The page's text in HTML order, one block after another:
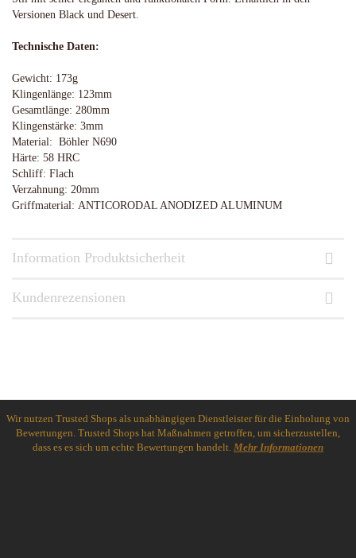
Versionen Black und Desert.
Technische Daten:
Gewicht: 173g
Klingenlänge: 123mm
Gesamtlänge: 280mm
Klingenstärke: 3mm
Material: Böhler N690
Härte: 58 HRC
Schliff: Flach
Verzahnung: 20mm
Griffmaterial: ANTICORODAL ANODIZED ALUMINUM
Information Produktsicherheit
Kundenrezensionen
Wir nutzen Trusted Shops als unabhängigen Dienstleister für die Einholung von
Bewertungen. Trusted Shops hat Maßnahmen getroffen, um sicherzustellen,
dass es es sich um echte Bewertungen handelt. Mehr Informationen